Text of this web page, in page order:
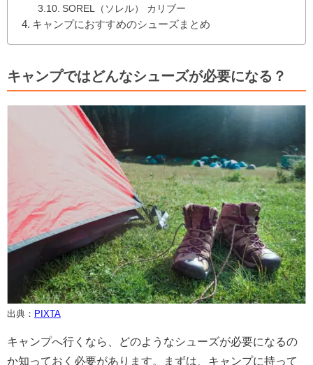
SOREL（ソレル） カリブー
キャンプにおすすめのシューズまとめ
キャンプではどんなシューズが必要になる？
出典： PIXTA
キャンプへ行くなら、どのようなシューズが必要になるの
か知っておく必要があります。まずは、キャンプに持って